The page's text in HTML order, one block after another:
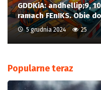
GDDKiA: andhellip;9,
ramach FEnIKS. Obie
5 grudnia 2024 25
Popularne teraz